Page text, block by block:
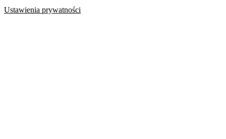
Ustawienia prywatności